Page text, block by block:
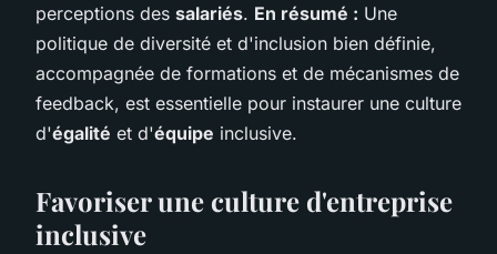
perceptions des salariés. En résumé : Une
politique de diversité et d'inclusion bien définie,
accompagnée de formations et de mécanismes de
feedback, est essentielle pour instaurer une culture
d'égalité et d'équipe inclusive.
Favoriser une culture d'entreprise
inclusive